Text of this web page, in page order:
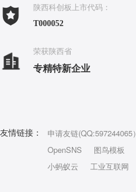
陕西科创板上市代码：
T000052
荣获陕西省
专精特新企业
友情链接： 申请友链(QQ:597244065）
OpenSNS
图鸟模板
小蚂蚁云
工业互联网